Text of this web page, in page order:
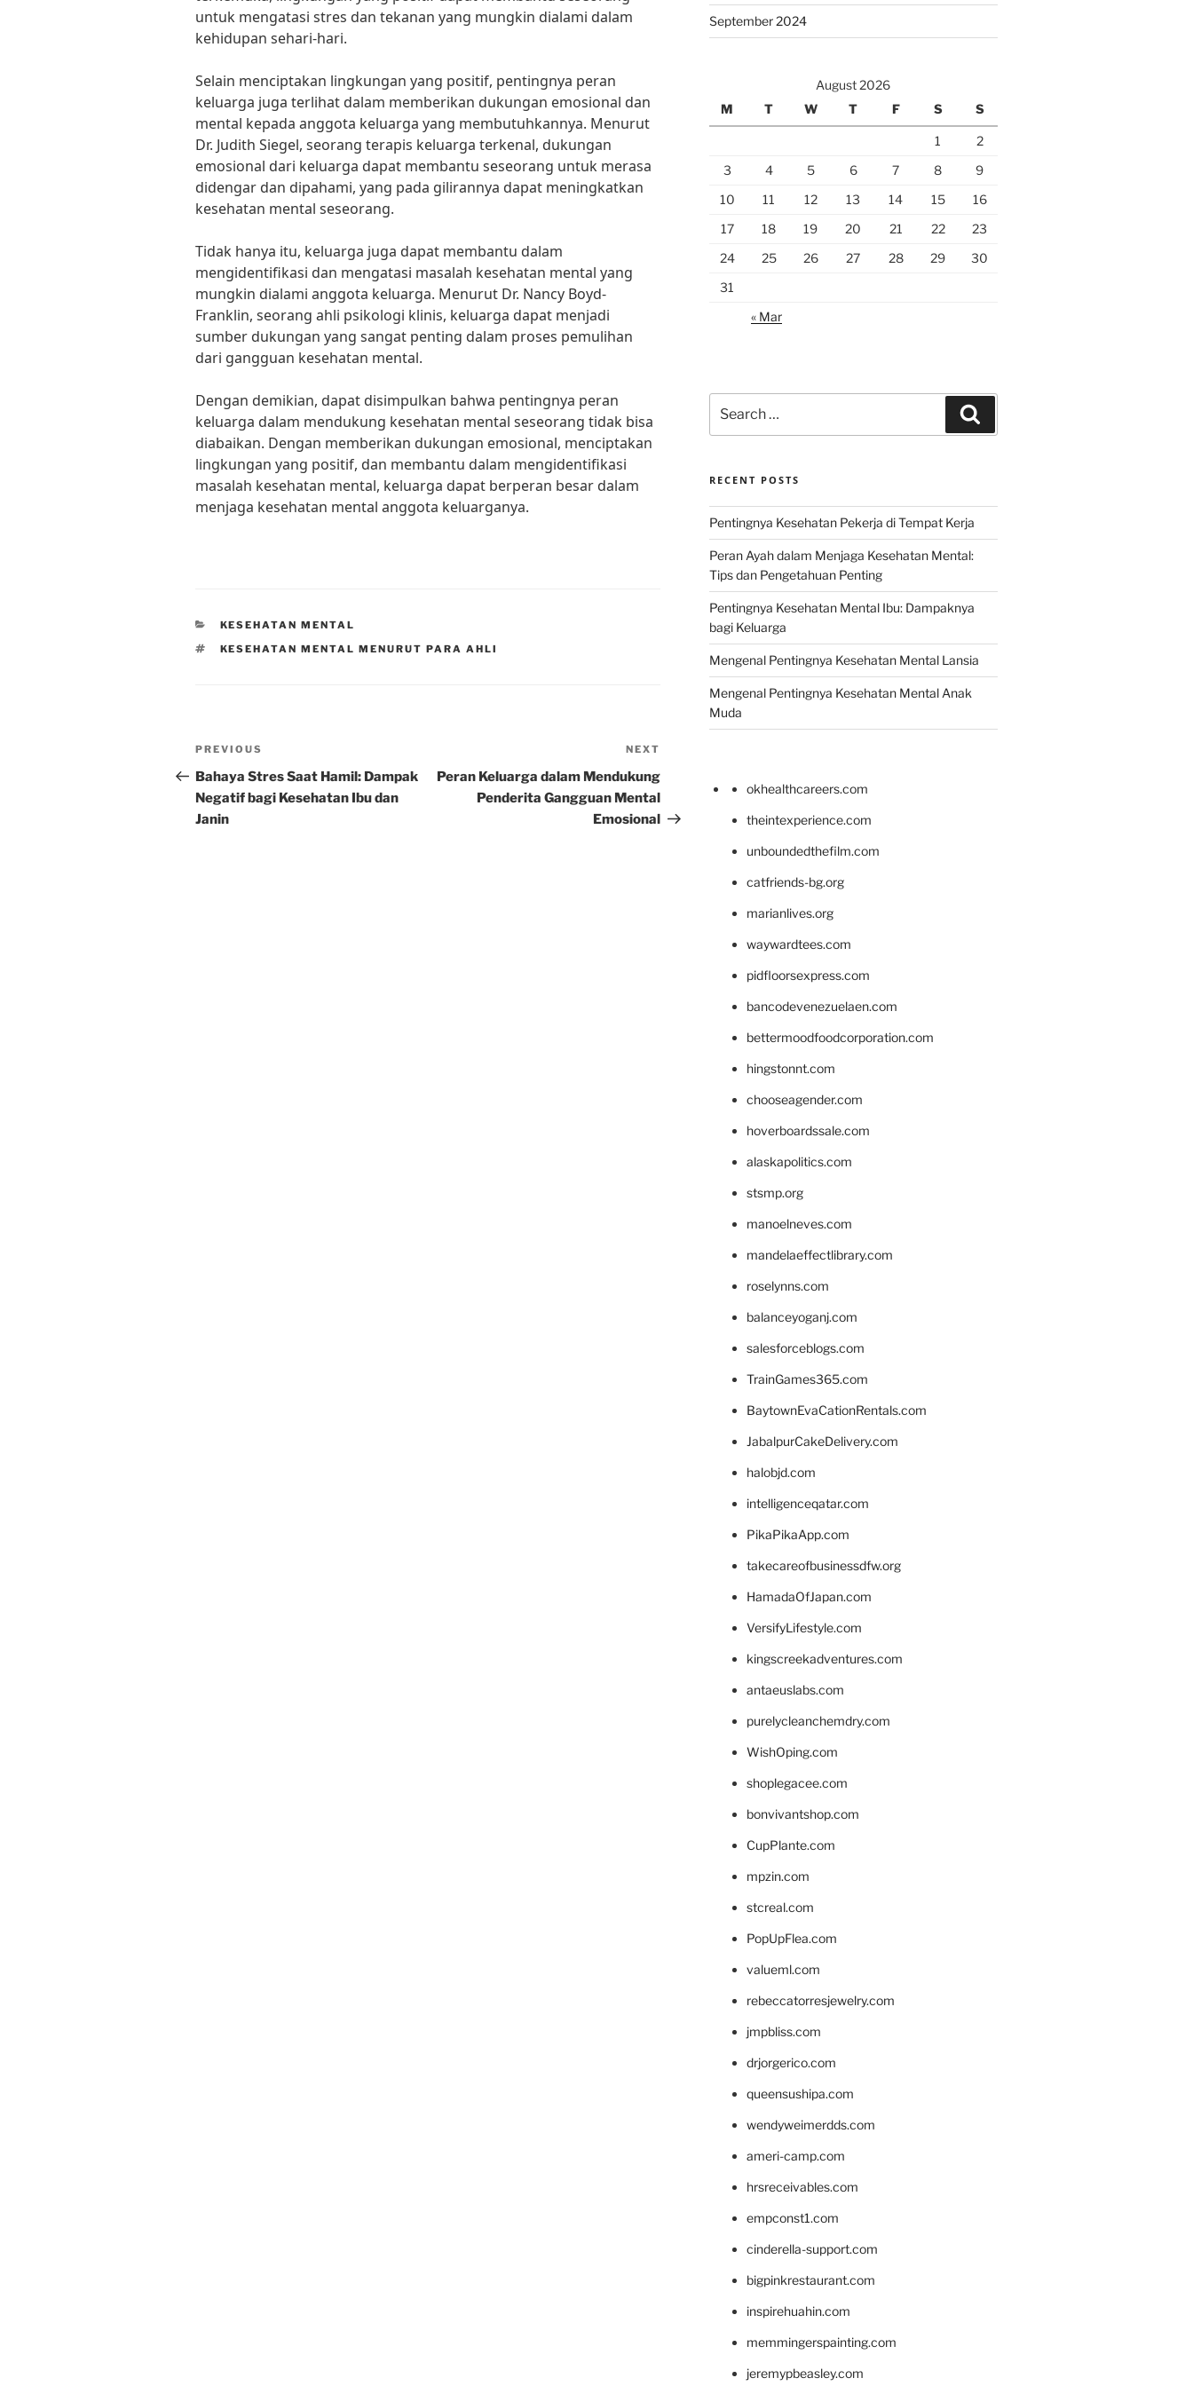
untuk mengatasi stres dan tekanan yang mungkin dialami dalam
kehidupan sehari-hari.
Selain menciptakan lingkungan yang positif, pentingnya peran
keluarga juga terlihat dalam memberikan dukungan emosional dan
mental kepada anggota keluarga yang membutuhkannya. Menurut
Dr. Judith Siegel, seorang terapis keluarga terkenal, dukungan
emosional dari keluarga dapat membantu seseorang untuk merasa
didengar dan dipahami, yang pada gilirannya dapat meningkatkan
kesehatan mental seseorang.
Tidak hanya itu, keluarga juga dapat membantu dalam
mengidentifikasi dan mengatasi masalah kesehatan mental yang
mungkin dialami anggota keluarga. Menurut Dr. Nancy Boyd-
Franklin, seorang ahli psikologi klinis, keluarga dapat menjadi
sumber dukungan yang sangat penting dalam proses pemulihan
dari gangguan kesehatan mental.
Dengan demikian, dapat disimpulkan bahwa pentingnya peran
keluarga dalam mendukung kesehatan mental seseorang tidak bisa
diabaikan. Dengan memberikan dukungan emosional, menciptakan
lingkungan yang positif, dan membantu dalam mengidentifikasi
masalah kesehatan mental, keluarga dapat berperan besar dalam
menjaga kesehatan mental anggota keluarganya.
CATEGORIES
KESEHATAN MENTAL
TAGS
KESEHATAN MENTAL MENURUT PARA AHLI
Post
navigation
Previous
Post
PREVIOUS
Bahaya Stres Saat Hamil: Dampak
Negatif bagi Kesehatan Ibu dan
Janin
Post
NEXT
Peran Keluarga dalam Mendukung
Penderita Gangguan Mental
Emosional
September 2024
August 2026
M
T W T F S S
1
2
3
4 5 6 7 8
9
10
11 12 13 14 15
16
17
18 19 20 21 22
23
24
25 26 27 28 29
30
31
« Mar
for:
RECENT POSTS
Pentingnya Kesehatan Pekerja di Tempat Kerja
Peran Ayah dalam Menjaga Kesehatan Mental:
Tips dan Pengetahuan Penting
Pentingnya Kesehatan Mental Ibu: Dampaknya
bagi Keluarga
Mengenal Pentingnya Kesehatan Mental Lansia
Mengenal Pentingnya Kesehatan Mental Anak
Muda
okhealthcareers.com
theintexperience.com
unboundedthefilm.com
catfriends-bg.org
marianlives.org
waywardtees.com
pidfloorsexpress.com
bancodevenezuelaen.com
bettermoodfoodcorporation.com
hingstonnt.com
chooseagender.com
hoverboardssale.com
alaskapolitics.com
stsmp.org
manoelneves.com
mandelaeffectlibrary.com
roselynns.com
balanceyoganj.com
salesforceblogs.com
TrainGames365.com
BaytownEvaCationRentals.com
JabalpurCakeDelivery.com
halobjd.com
intelligenceqatar.com
PikaPikaApp.com
takecareofbusinessdfw.org
HamadaOfJapan.com
VersifyLifestyle.com
kingscreekadventures.com
antaeuslabs.com
purelycleanchemdry.com
WishOping.com
shoplegacee.com
bonvivantshop.com
CupPlante.com
mpzin.com
stcreal.com
PopUpFlea.com
valueml.com
rebeccatorresjewelry.com
jmpbliss.com
drjorgerico.com
queensushipa.com
wendyweimerdds.com
ameri-camp.com
hrsreceivables.com
empconst1.com
cinderella-support.com
bigpinkrestaurant.com
inspirehuahin.com
memmingerspainting.com
jeremypbeasley.com